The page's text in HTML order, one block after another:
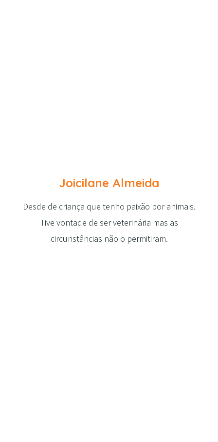
Joicilane Almeida
Desde de criança que tenho paixão por animais.
Tive vontade de ser veterinária mas as
circunstâncias não o permitiram.